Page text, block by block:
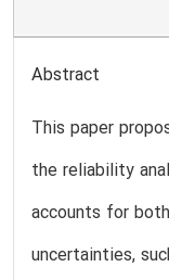
Abstract
This paper
the reliability
accounts for
uncertainties,